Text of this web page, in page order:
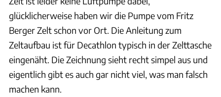
glücklicherweise haben wir die Pumpe vom Fritz
Berger Zelt schon vor Ort. Die Anleitung zum
Zeltaufbau ist für Decathlon typisch in der Zelttasche
eingenäht. Die Zeichnung sieht recht simpel aus und
eigentlich gibt es auch gar nicht viel, was man falsch
machen kann.